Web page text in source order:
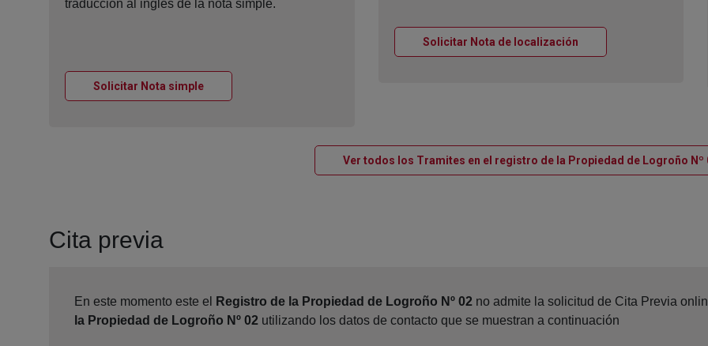
traducción al inglés de la nota simple.
Solicitar Nota simpleVentana nueva
Solicitar Nota de localizaciónVentana nueva
Ver todos los Tramites en el registro de la Propiedad de Logroño Nº
Cita previa
En este momento este el Registro de la Propiedad de Logroño Nº 02 no admite la solicitud de Cita Previa
la Propiedad de Logroño Nº 02 utilizando los datos de contacto que se muestran a continuación